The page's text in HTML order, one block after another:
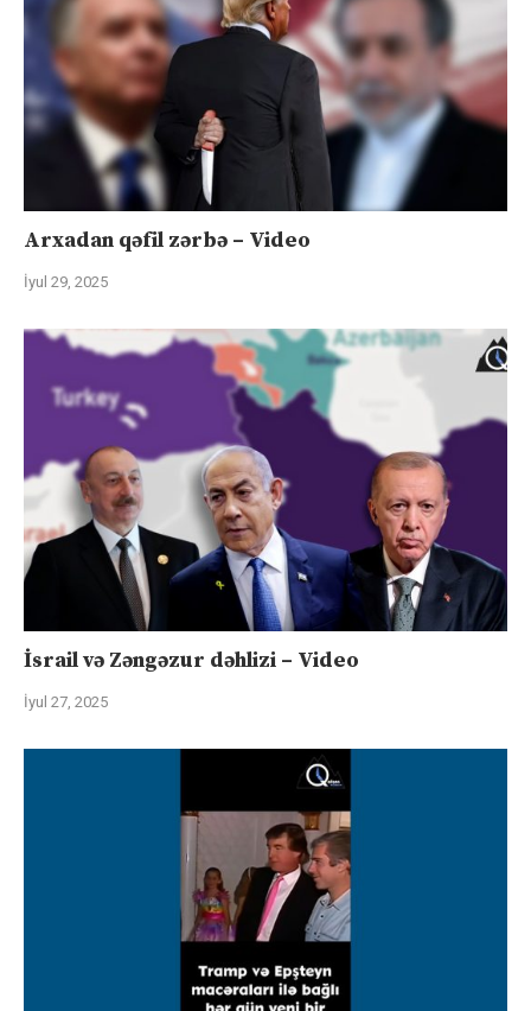
Arxadan qəfil zərbə – Video
İyul 29, 2025
İsrail və Zəngəzur dəhlizi – Video
İyul 27, 2025